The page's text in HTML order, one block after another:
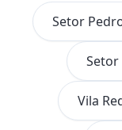
Setor
Setor
Vila